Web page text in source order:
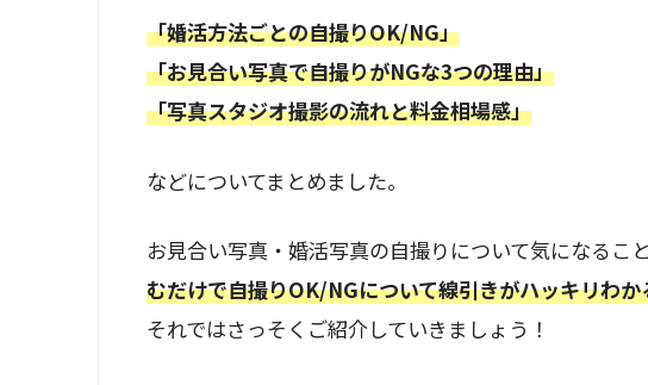
「婚活方法ごとの自撮りOK/NG」
「お見合い写真で自撮りがNGな3つの理由」
「写真スタジオ撮影の流れと料金相場感」
などについてまとめました。
お見合い写真・婚活写真の自撮りについて気になるこ
むだけで自撮りOK/NGについて線引きがハッキリわか
それではさっそくご紹介していきましょう！